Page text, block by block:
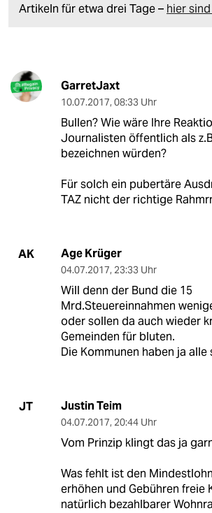
Artikeln für etwa drei Tage – hier
GarretJaxt
10.07.2017, 08:33 Uhr
Bullen? Wie wäre Ihre
Journalisten öffentlich als
bezeichnen würden?
Für solch ein pubertäre
TAZ nicht der richtige
AK Age Krüger
04.07.2017, 23:33 Uhr
Will denn der Bund die 15
Mrd.Steuereinnahmen
oder sollen da auch wieder
Gemeinden für bluten.
Die Kommunen haben ja
JT Justin Teim
04.07.2017, 20:44 Uhr
Vom Prinzip klingt das ja
Was fehlt ist den
erhöhen und Gebühren freie
natürlich bezahlbarer